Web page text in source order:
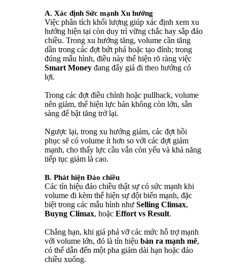
A. Xác định Sức mạnh Xu hướng
Việc phân tích khối lượng giúp xác định xem xu
hướng hiện tại còn duy trì vững chắc hay sắp đảo
chiều. Trong xu hướng tăng, volume cần tăng
dần trong các đợt bứt phá hoặc tạo đỉnh; trong
đúng mẫu hình, điều này thể hiện rõ ràng việc
Smart Money đang đẩy giá đi theo hướng có
lợi.
Trong các đợt điều chỉnh hoặc pullback, volume
nên giảm, thể hiện lực bán không còn lớn, sẵn
sàng để bật tăng trở lại.
Ngược lại, trong xu hướng giảm, các đợt hồi
phục sẽ có volume ít hơn so với các đợt giảm
mạnh, cho thấy lực cầu vẫn còn yếu và khả năng
tiếp tục giảm là cao.
B. Phát hiện Đảo chiều
Các tín hiệu đảo chiều thật sự có sức mạnh khi
volume đi kèm thể hiện sự đột biến mạnh, đặc
biệt trong các mẫu hình như Selling Climax,
Buyng Climax, hoặc Effort vs Result.
Chẳng hạn, khi giá phá vỡ các mức hỗ trợ mạnh
với volume lớn, đó là tín hiệu bán ra mạnh mẽ,
có thể dẫn đến một pha giảm dài hạn hoặc đảo
chiều xuống.